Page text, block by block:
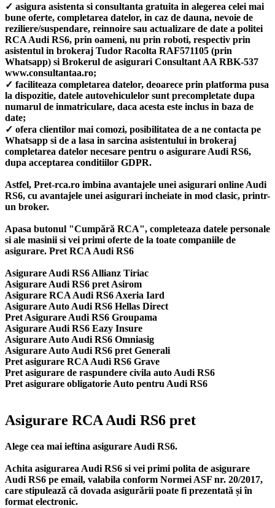
✓ asigura asistenta si consultanta gratuita in alegerea celei mai
bune oferte, completarea datelor, in caz de dauna, nevoie de
reziliere/suspendare, reinnoire sau actualizare de date a politei
RCA Audi RS6, prin oameni, nu prin roboti, respectiv prin
asistentul in brokeraj Tudor Racolta RAF571105 (prin
Whatsapp) si Brokerul de asigurari Consultant AA RBK-537
www.consultantaa.ro;
✓ faciliteaza completarea datelor, deoarece prin platforma pusa
la dispozitie, datele autovehiculelor sunt precompletate dupa
numarul de inmatriculare, daca acesta este inclus in baza de
date;
✓ ofera clientilor mai comozi, posibilitatea de a ne contacta pe
Whatsapp si de a lasa in sarcina asistentului in brokeraj
completarea datelor necesare pentru o asigurare Audi RS6,
dupa acceptarea conditiilor GDPR.
Astfel, Pret-rca.ro imbina avantajele unei asigurari online Audi
RS6, cu avantajele unei asigurari incheiate in mod clasic, printr-
un broker.
Apasa butonul "Cumpără RCA", completeaza datele personale
si ale masinii si vei primi oferte de la toate companiile de
asigurare. Pret RCA Audi RS6
Asigurare Audi RS6 Allianz Tiriac
Asigurare Audi RS6 pret Asirom
Asigurare RCA Audi RS6 Axeria Iard
Asigurare Auto Audi RS6 Hellas Direct
Pret Asigurare Audi RS6 Groupama
Asigurare Audi RS6 Eazy Insure
Asigurare Auto Audi RS6 Omniasig
Asigurare Auto Audi RS6 pret Generali
Pret asigurare RCA Audi RS6 Grave
Pret asigurare de raspundere civila auto Audi RS6
Pret asigurare obligatorie Auto pentru Audi RS6
Asigurare RCA Audi RS6 pret
Alege cea mai ieftina asigurare Audi RS6.
Achita asigurarea Audi RS6 si vei primi polita de asigurare
Audi RS6 pe email, valabila conform Normei ASF nr. 20/2017,
care stipulează că dovada asigurării poate fi prezentată și în
format electronic.